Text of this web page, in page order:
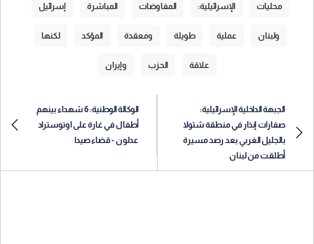
محليات الإسرائيلية: المفاوضات المباشرة إسرائيل
ولبنان عملية طويلة ومعقدة المؤكد لكنها
علاقة الحزب وإيران
الجبهة الداخلية الإسرائيلية:
صفارات إنذار في منطقة شتولا
بالجليل الغربي بعد رصد مسيرة
أطلقت من لبنان
الوكالة الوطنية: 6 شهداء بينهم
أطفال في غارة على اوتوستراد
عدلون - قضاء صيدا